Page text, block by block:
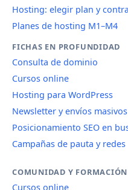
Hosting: elegir plan y
Planes de hosting M1–M4
FICHAS EN PROFUNDIDAD
Consulta de dominio
Cursos online
Hosting para WordPress
Newsletter y envíos masivos
Posicionamiento SEO en
Campañas de pauta y redes
COMUNIDAD Y FORMACIÓN
Cursos online